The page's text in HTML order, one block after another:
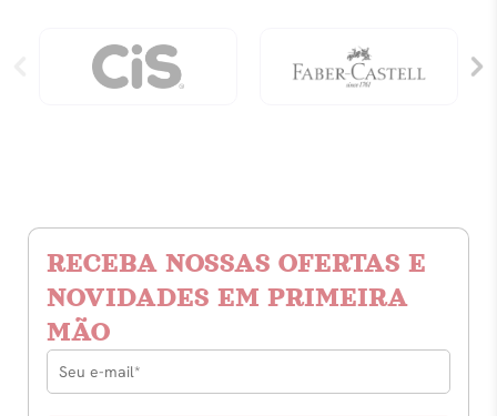
RECEBA NOSSAS OFERTAS E
NOVIDADES EM PRIMEIRA
MÃO